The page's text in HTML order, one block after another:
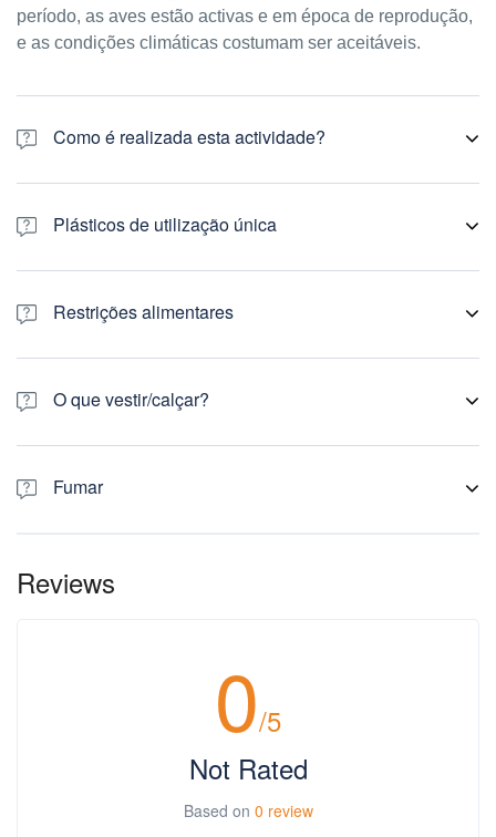
período, as aves estão activas e em época de reprodução,
e as condições climáticas costumam ser aceitáveis.
Como é realizada esta actividade?
O itinerário pela região é feito em viatura, mas estão
previstas várias paragens para explorar pequenos
percursos pedestres.
Plásticos de utilização única
Nas nossas actividades, promovemos a não utilização de
plásticos de utilização única. Desta forma, recomendamos
aos nossos clientes que tragam o seu próprio cantil para
água.
Restrições alimentares
Em caso de intolerância alimentar ou outras preferências
dietéticas, teremos todo o gosto em adaptar as refeições
em conformidade, mas
antecedência.
O que vestir/calçar?
Esta actividade requer calçado confortável (de preferência
botas de montanha ou sapatilhas), vestuário adaptado à
estação do ano e às previsões meteorológicas.
Fumar
deite pontas de cigarro para o chão.
Reviews
0/5
Not Rated
Based on 0 review